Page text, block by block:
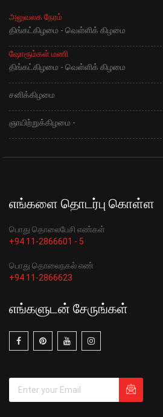
அலுவலக நேரம்
திங்கட்கிழமை - வெள்ளிக் கிழமை
ஷோரூம்கள் மணி
திங்கட்கிழமை - வெள்ளிக் கிழமை
சனிக்கிழமை
ஞாயிற்றுக்கிழமை -
எங்களை தொடர்பு கொள்ள
பொது தொலைபேசி எண்கள்
+94 11-2866601 - 5
பொது தொலைநகல் எண்
+94 11-2866623
எங்களுடன் சேருங்கள்